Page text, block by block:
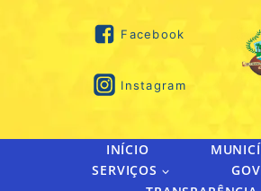
Facebook
Instagram
INÍCIO
SERVIÇOS